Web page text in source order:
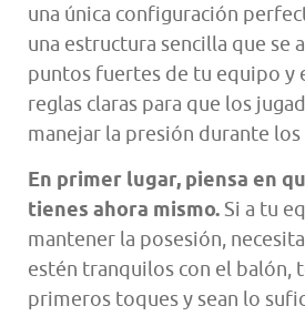
una única configuración
una estructura sencilla que se
puntos fuertes de tu equipo y
reglas claras para que los
manejar la presión durante
En primer lugar, piensa en
tienes ahora mismo. Si a tu
mantener la posesión,
estén tranquilos con el balón,
primeros toques y sean lo